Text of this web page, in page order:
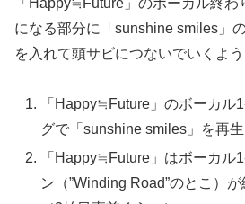
になる部分に「sunshine smiles」
を入れて頭サビにつないでいくよ
「Happy≒Future」のボーカル
グで「sunshine smiles」を再生
「Happy≒Future」はボーカル
ン（”Winding Road”のとこ）